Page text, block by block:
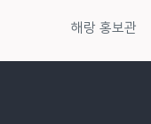
관과 다름을 여
여행약관, 여행
행자에게 교부하
해랑 홍보관